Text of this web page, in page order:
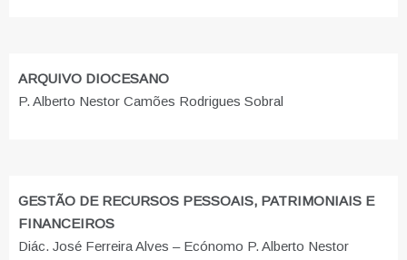
ARQUIVO DIOCESANO
P. Alberto Nestor Camões Rodrigues Sobral
GESTÃO DE RECURSOS PESSOAIS, PATRIMONIAIS E
FINANCEIROS
Diác. José Ferreira Alves – Ecónomo P. Alberto Nestor